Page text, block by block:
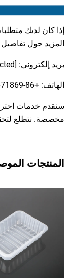
إذا كان لديك
المزيد حول تفاصيل
بريد إلكتروني: [email protected]
الهاتف: +86-18957671869
سنقدم خدمات
مخصصة. نتطلع
المنتجات